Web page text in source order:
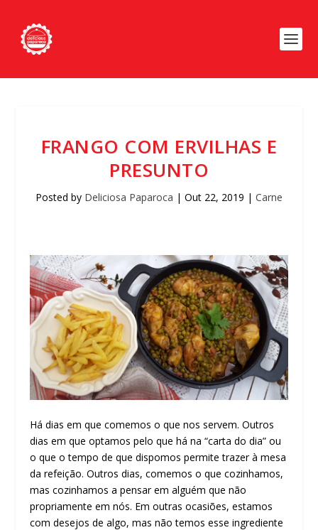
FRANGO COM ERVILHAS E
PRESUNTO
Posted by Deliciosa Paparoca | Out 22, 2019 | Carne
Há dias em que comemos o que nos servem. Outros
dias em que optamos pelo que há na “carta do dia” ou
o que o tempo de que dispomos permite trazer à mesa
da refeição. Outros dias, comemos o que cozinhamos,
mas cozinhamos a pensar em alguém que não
propriamente em nós. Em outras ocasiões, estamos
com desejos de algo, mas não temos esse ingrediente